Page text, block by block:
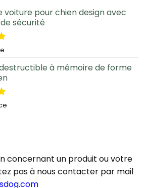
voiture pour chien design avec
sécurité
à mémoire de forme
concernant un produit ou votre
pas à nous contacter par mail